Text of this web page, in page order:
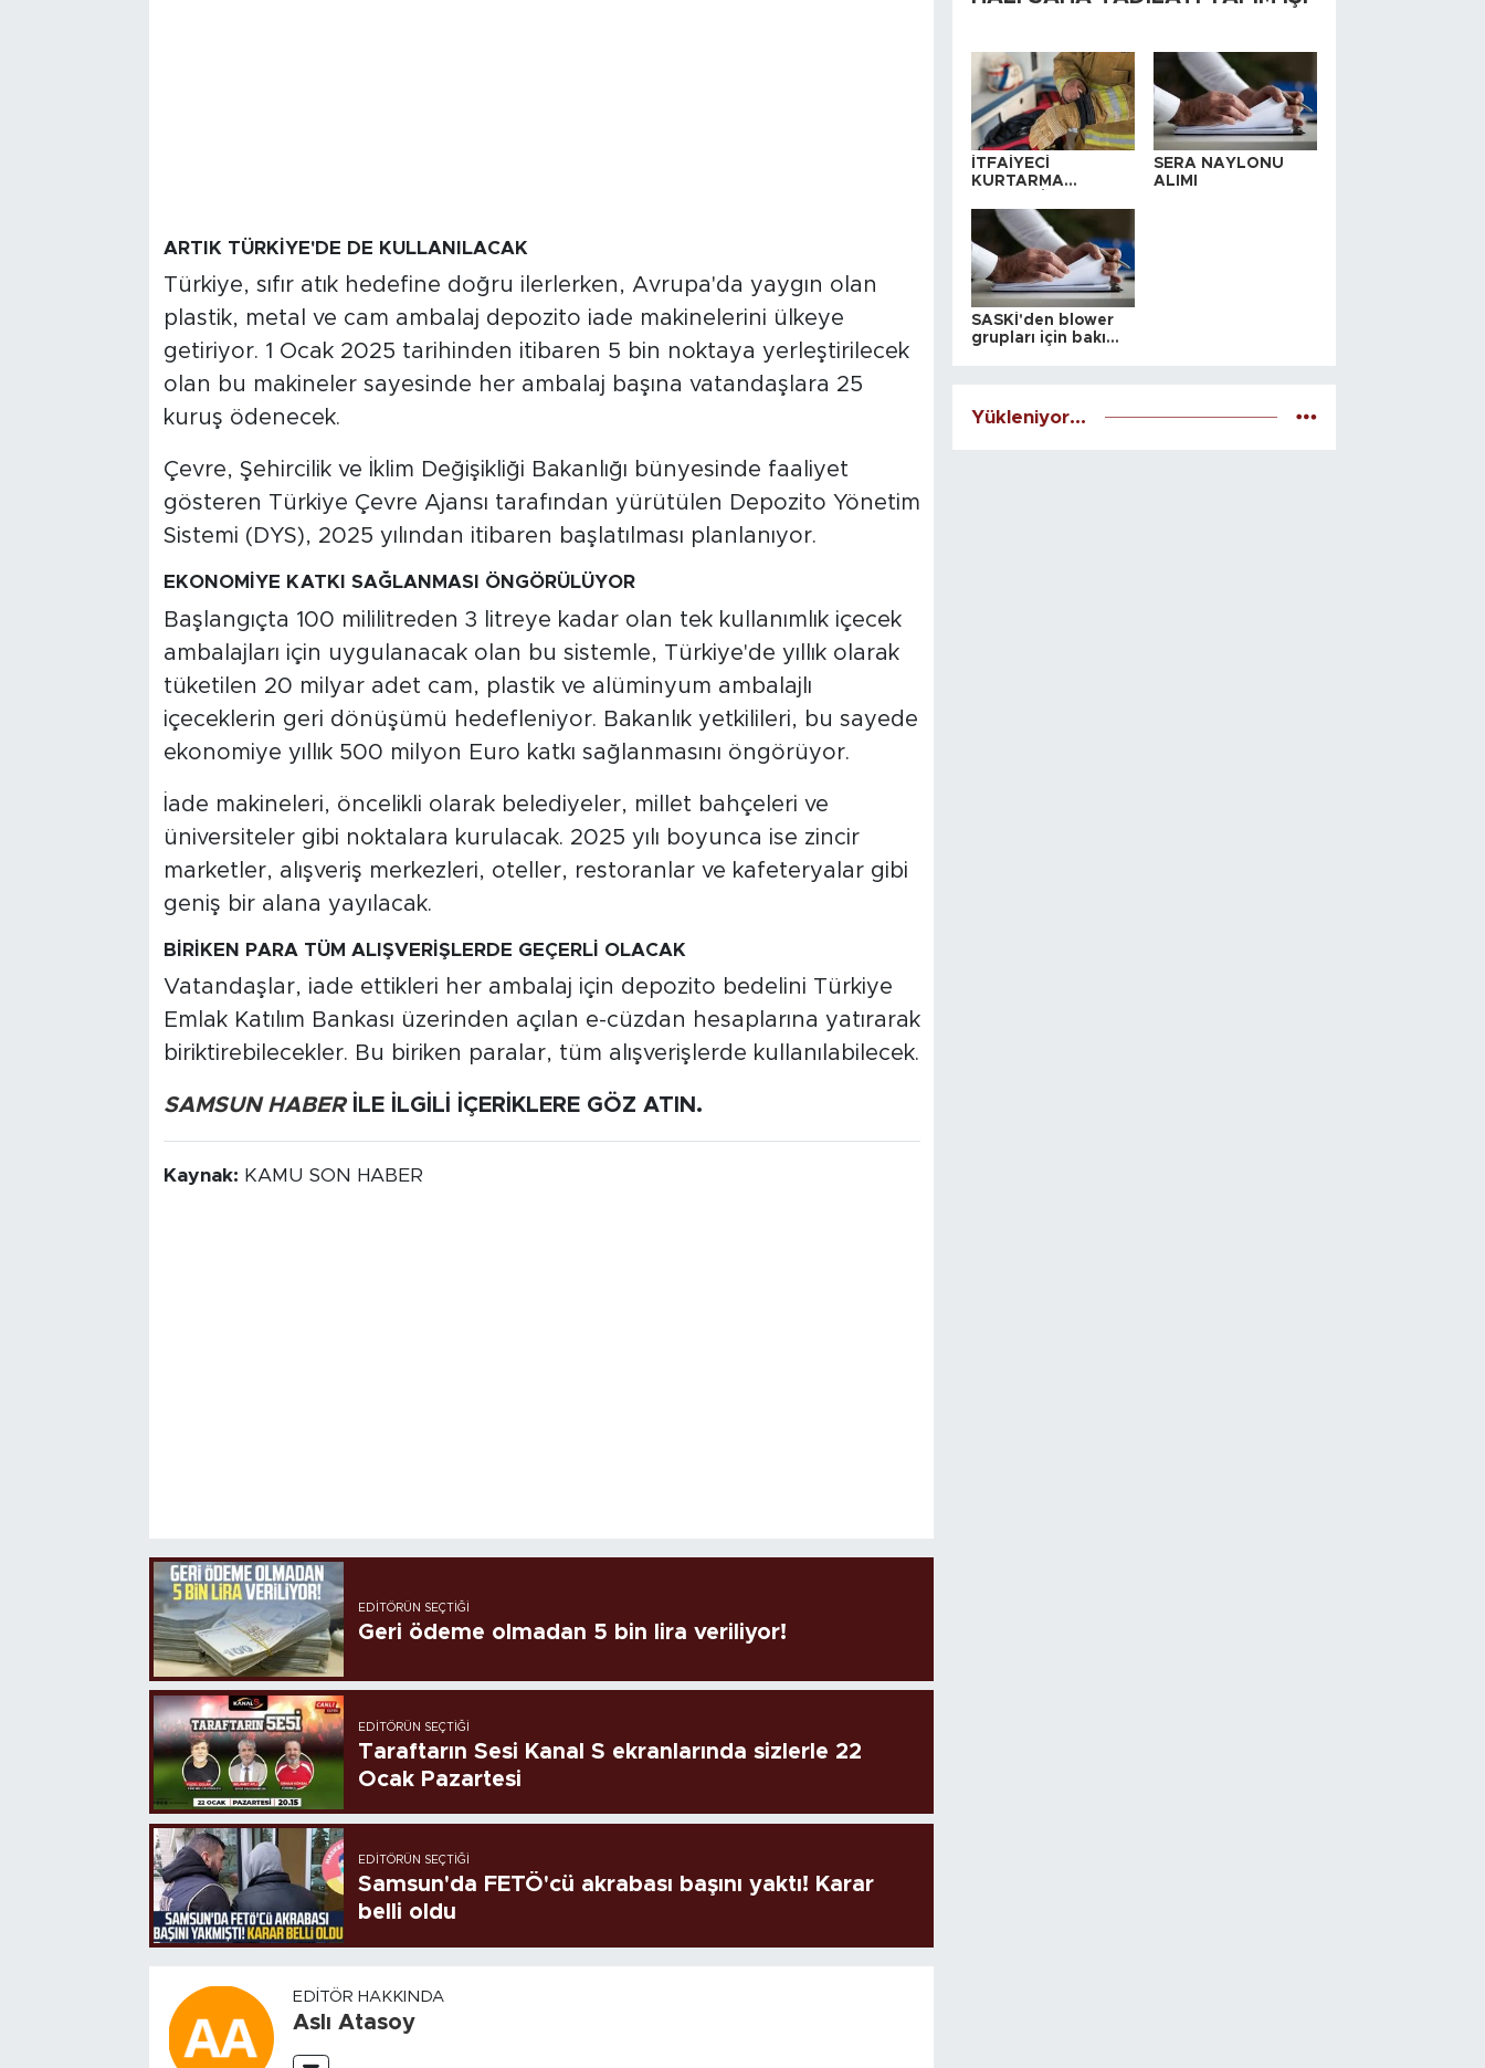
ARTIK TÜRKİYE'DE DE KULLANILACAK
Türkiye, sıfır atık hedefine doğru ilerlerken, Avrupa'da yaygın olan
plastik, metal ve cam ambalaj depozito iade makinelerini ülkeye
getiriyor. 1 Ocak 2025 tarihinden itibaren 5 bin noktaya yerleştirilecek
olan bu makineler sayesinde her ambalaj başına vatandaşlara 25
kuruş ödenecek.
Çevre, Şehircilik ve İklim Değişikliği Bakanlığı bünyesinde faaliyet
gösteren Türkiye Çevre Ajansı tarafından yürütülen Depozito Yönetim
Sistemi (DYS), 2025 yılından itibaren başlatılması planlanıyor.
EKONOMİYE KATKI SAĞLANMASI ÖNGÖRÜLÜYOR
Başlangıçta 100 mililitreden 3 litreye kadar olan tek kullanımlık içecek
ambalajları için uygulanacak olan bu sistemle, Türkiye'de yıllık olarak
tüketilen 20 milyar adet cam, plastik ve alüminyum ambalajlı
içeceklerin geri dönüşümü hedefleniyor. Bakanlık yetkilileri, bu sayede
ekonomiye yıllık 500 milyon Euro katkı sağlanmasını öngörüyor.
İade makineleri, öncelikli olarak belediyeler, millet bahçeleri ve
üniversiteler gibi noktalara kurulacak. 2025 yılı boyunca ise zincir
marketler, alışveriş merkezleri, oteller, restoranlar ve kafeteryalar gibi
geniş bir alana yayılacak.
BİRİKEN PARA TÜM ALIŞVERİŞLERDE GEÇERLİ OLACAK
Vatandaşlar, iade ettikleri her ambalaj için depozito bedelini Türkiye
Emlak Katılım Bankası üzerinden açılan e-cüzdan hesaplarına yatırarak
biriktirebilecekler. Bu biriken paralar, tüm alışverişlerde kullanılabilecek.
SAMSUN HABERİLE İLGİLİ İÇERİKLERE GÖZ ATIN.
Kaynak: KAMU SON HABER
EDITÖRÜN SEÇTIĞI
Geri ödeme olmadan 5 bin lira veriliyor!
EDITÖRÜN SEÇTIĞI
Taraftarın Sesi Kanal S ekranlarında sizlerle 22
Ocak Pazartesi
EDITÖRÜN SEÇTIĞI
Samsun'da FETÖ'cü akrabası başını yaktı! Karar
belli oldu
EDITÖR HAKKINDA
Aslı Atasoy
İTFAİYECİ
KURTARMA
ALINACAKTIR
SERA NAYLONU
ALIMI
SASKİ'den blower
grupları için bakım
Yükleniyor...